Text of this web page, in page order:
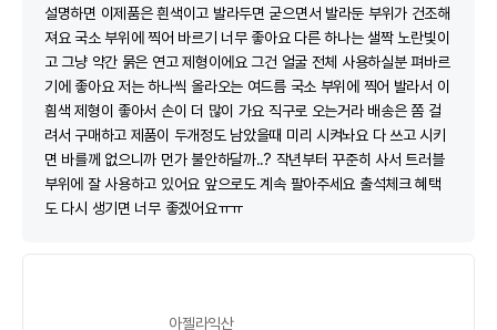
설명하면 이제품은 흰색이고 발라두면 굳으면서 발라둔 부위가 건조해
져요 국소 부위에 찍어 바르기 너무 좋아요 다른 하나는 샐짝 노란빛이
고 그냥 약간 묽은 연고 제형이에요 그건 얼굴 전체 사용하실분 펴바르
기에 좋아요 저는 하나씩 올라오는 여드름 국소 부위에 찍어 발라서 이
흼색 제형이 좋아서 손이 더 많이 가요 직구로 오는거라 배송은 쫌 걸
려서 구매하고 제품이 두개정도 남았을때 미리 시켜놔요 다 쓰고 시키
면 바를께 없으니까 먼가 불안하달까..? 작년부터 꾸준히 사서 트러블
부위에 잘 사용하고 있어요 앞으로도 계속 팔아주세요 출석체크 혜택
도 다시 생기면 너무 좋겠어요ㅠㅠ
아젤라익산